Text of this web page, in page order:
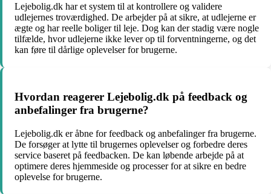
Lejebolig.dk har et system til at kontrollere og validere
udlejernes troværdighed. De arbejder på at sikre, at udlejerne er
ægte og har reelle boliger til leje. Dog kan der stadig være nogle
tilfælde, hvor udlejerne ikke lever op til forventningerne, og det
kan føre til dårlige oplevelser for brugerne.
Hvordan reagerer Lejebolig.dk på feedback og
anbefalinger fra brugerne?
Lejebolig.dk er åbne for feedback og anbefalinger fra brugerne.
De forsøger at lytte til brugernes oplevelser og forbedre deres
service baseret på feedbacken. De kan løbende arbejde på at
optimere deres hjemmeside og processer for at sikre en bedre
oplevelse for brugerne.